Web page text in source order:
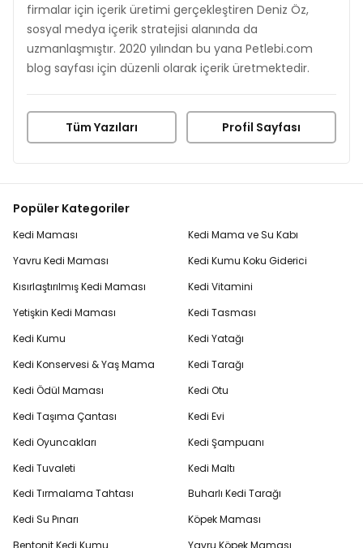
firmalar için içerik üretimi gerçekleştiren Deniz Öz,
sosyal medya içerik stratejisi alanında da
uzmanlaşmıştır. 2020 yılından bu yana Petlebi.com
blog sayfası için düzenli olarak içerik üretmektedir.
Tüm Yazıları Profil Sayfası
Popüler Kategoriler
Kedi Maması
Yavru Kedi Maması
Kısırlaştırılmış Kedi Maması
Yetişkin Kedi Maması
Kedi Kumu
Kedi Konservesi & Yaş Mama
Kedi Ödül Maması
Kedi Taşıma Çantası
Kedi Oyuncakları
Kedi Tuvaleti
Kedi Tırmalama Tahtası
Kedi Su Pınarı
Kedi Mama ve Su Kabı
Kedi Kumu Koku Giderici
Kedi Vitamini
Kedi Tasması
Kedi Yatağı
Kedi Tarağı
Kedi Otu
Kedi Evi
Kedi Şampuanı
Kedi Maltı
Buharlı Kedi Tarağı
Köpek Maması